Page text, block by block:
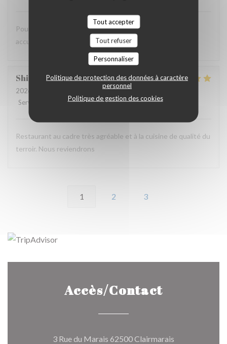
Tout accepter
Tout refuser
Personnaliser
Politique de protection des données à caractère
personnel
Politique de gestion des cookies
Pour une première cadre super repas au top tres bonne
accueil bonne continuation
Shirley W
2026-08-06
- 13:00 - Couverts 3
Service
Ambiance:5/5 Cuisine:5/5 Qualité / Prix
Restaurant au cadre très agréable et à la cuisine de qualité du
terroir. Nous reviendrons
1 2 3
Accès/Contact
3 Rue du Marais 62500 Clairmarais